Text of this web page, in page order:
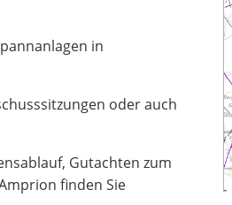
in
oder auch
Gutachten zum
finden Sie